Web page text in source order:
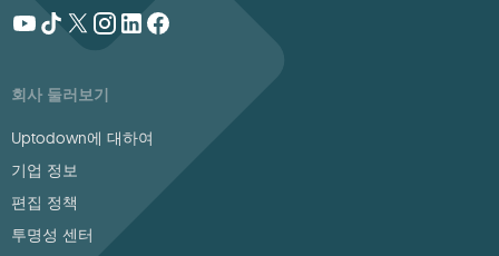
회사 둘러보기
Uptodown에 대하여
기업 정보
편집 정책
투명성 센터